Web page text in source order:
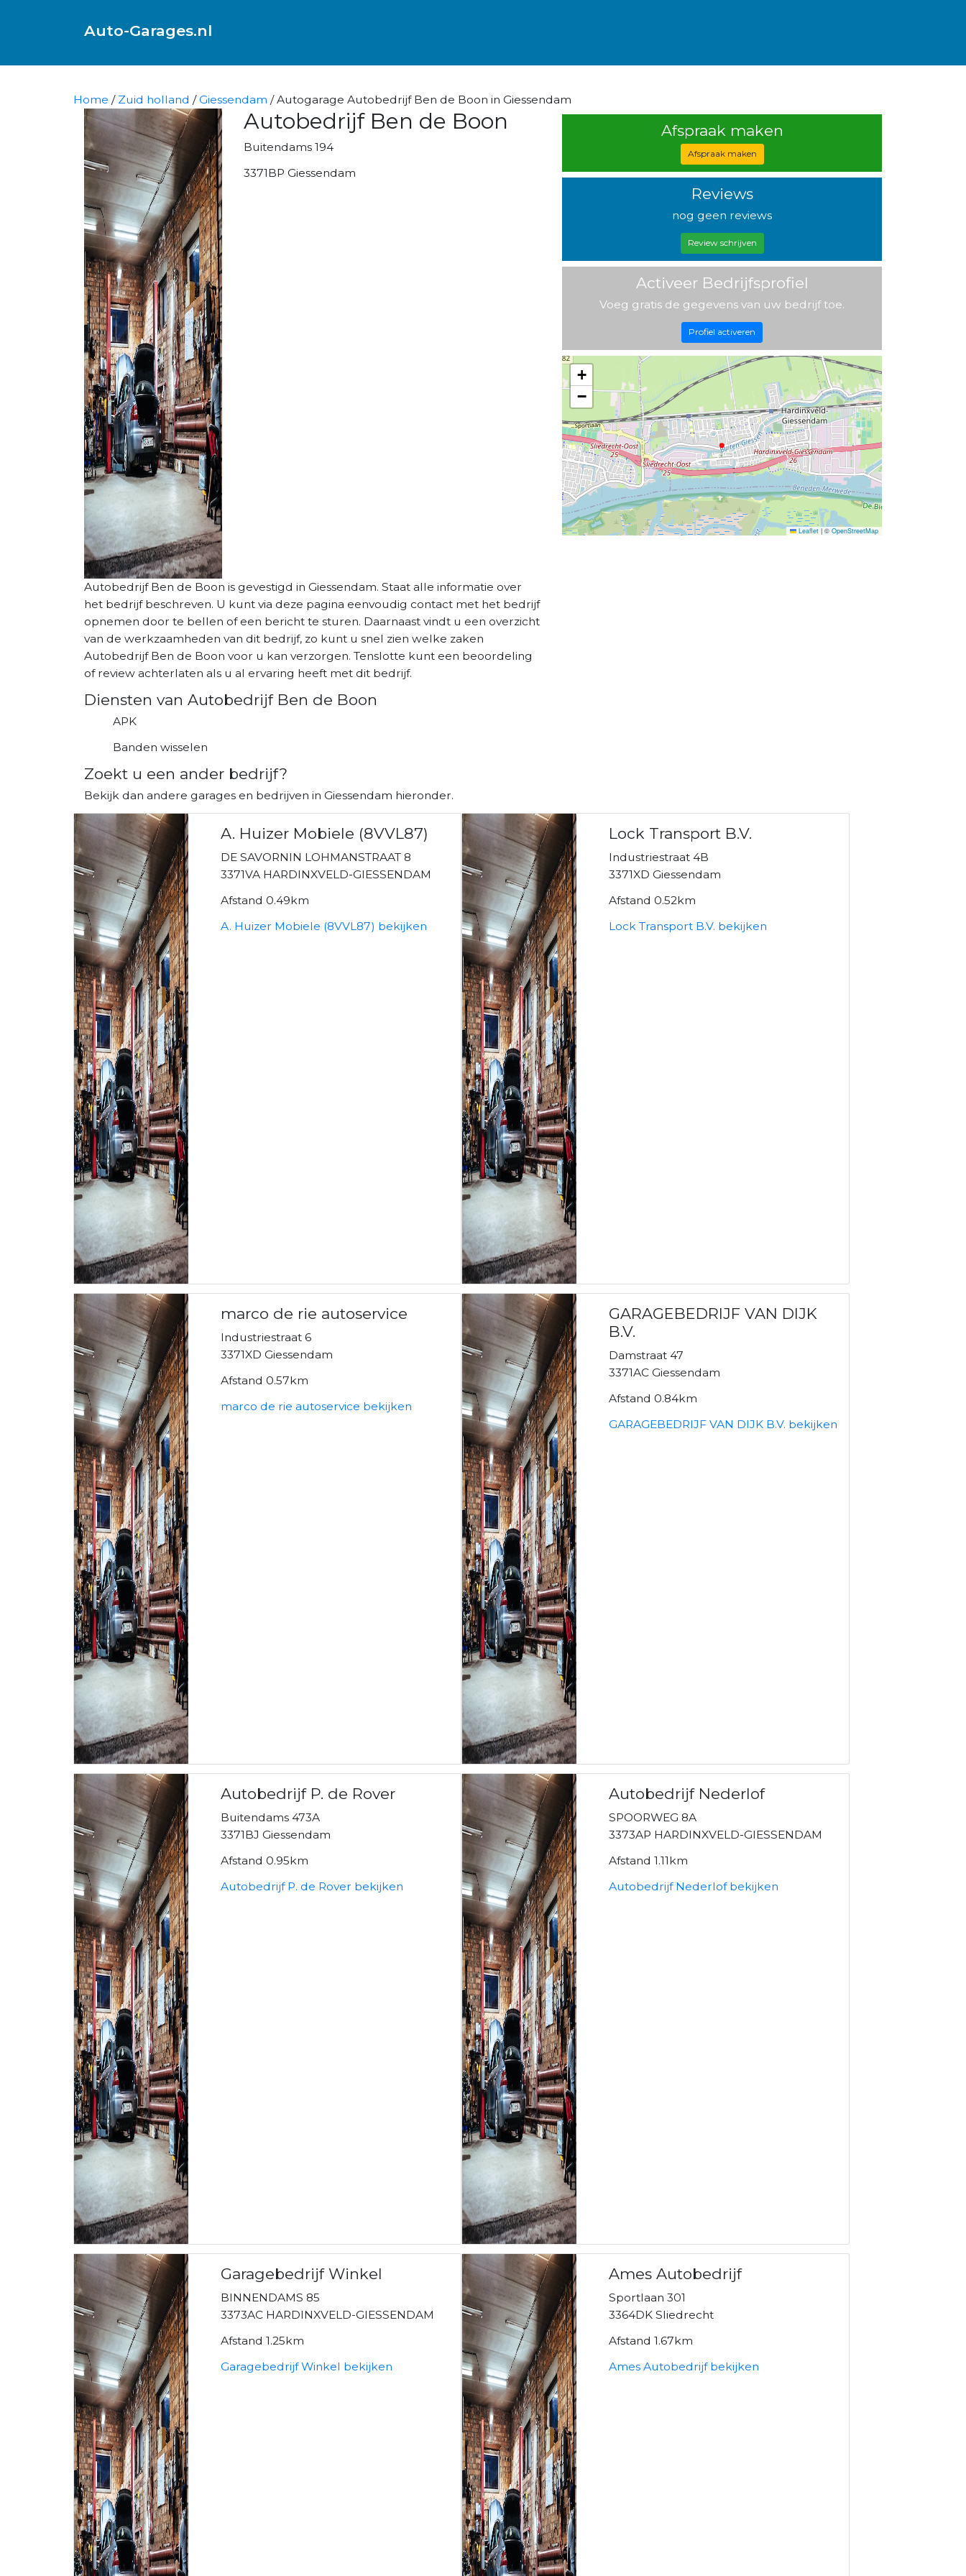
Auto-Garages.nl
Home / Zuid holland /Giessendam / Autogarage Autobedrijf Ben de Boon in Giessendam
Autobedrijf Ben de Boon
Buitendams 194
3371BP Giessendam
Autobedrijf Ben de Boon is gevestigd in Giessendam. Staat alle informatie over
het bedrijf beschreven. U kunt via deze pagina eenvoudig contact met het bedrijf
opnemen door te bellen of een bericht te sturen. Daarnaast vindt u een overzicht
van de werkzaamheden van dit bedrijf, zo kunt u snel zien welke zaken
Autobedrijf Ben de Boon voor u kan verzorgen. Tenslotte kunt een beoordeling
of review achterlaten als u al ervaring heeft met dit bedrijf.
Diensten van Autobedrijf Ben de Boon
APK
Banden wisselen
Afspraak maken
Afspraak maken
Reviews
nog geen reviews
Review schrijven
Activeer Bedrijfsprofiel
Voeg gratis de gegevens van uw bedrijf toe.
Profiel activeren
+
−
Leaflet | © OpenStreetMap
Zoekt u een ander bedrijf?
Bekijk dan andere garages en bedrijven in Giessendam hieronder.
A. Huizer Mobiele (8VVL87)
DE SAVORNIN LOHMANSTRAAT 8
3371VA HARDINXVELD-GIESSENDAM
Afstand 0.49km
A. Huizer Mobiele (8VVL87) bekijken
Lock Transport B.V.
Industriestraat 4B
3371XD Giessendam
Afstand 0.52km
Lock Transport B.V. bekijken
marco de rie autoservice
Industriestraat 6
3371XD Giessendam
Afstand 0.57km
marco de rie autoservice bekijken
GARAGEBEDRIJF VAN DIJK
B.V.
Damstraat 47
3371AC Giessendam
Afstand 0.84km
GARAGEBEDRIJF VAN DIJK B.V. bekijken
Autobedrijf P. de Rover
Buitendams 473A
3371BJ Giessendam
Afstand 0.95km
Autobedrijf P. de Rover bekijken
Autobedrijf Nederlof
SPOORWEG 8A
3373AP HARDINXVELD-GIESSENDAM
Afstand 1.11km
Autobedrijf Nederlof bekijken
Garagebedrijf Winkel
BINNENDAMS 85
3373AC HARDINXVELD-GIESSENDAM
Afstand 1.25km
Garagebedrijf Winkel bekijken
Ames Autobedrijf
Sportlaan 301
3364DK Sliedrecht
Afstand 1.67km
Ames Autobedrijf bekijken